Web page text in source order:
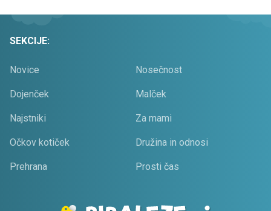
SEKCIJE:
Novice Nosečnost
Dojenček Malček
Najstniki Za mami
Očkov kotiček Družina in odnosi
Prehrana Prosti čas